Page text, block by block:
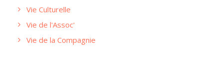
Vie Culturelle
Vie de l'Assoc'
Vie de la Compagnie